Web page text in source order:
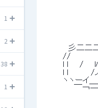
1
2
38
1
.ｊｊ,.－ ､ |
{{,　　　
｀'＝＝'´　
彡二二二ミｒ
//　　　　　
l l　　/ 　 lﾊ　
l l　　　　/ノ
ヽヽーイ＿_
￣￢―‐"　　`